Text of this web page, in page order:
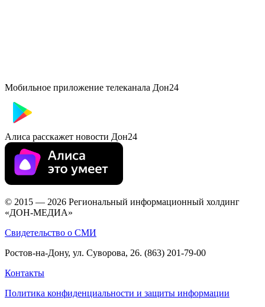
Мобильное приложение телеканала Дон24
Алиса расскажет новости Дон24
© 2015 — 2026 Региональный информационный холдинг
«ДОН-МЕДИА»
Свидетельство о СМИ
Ростов-на-Дону, ул. Суворова, 26. (863) 201-79-00
Контакты
Политика конфиденциальности и защиты информации